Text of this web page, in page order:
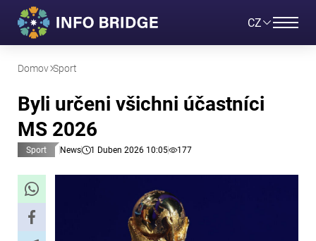
CZ
Domov Sport
Byli určeni všichni účastníci
MS 2026
Sport News 1 Duben 2026 10:05 177